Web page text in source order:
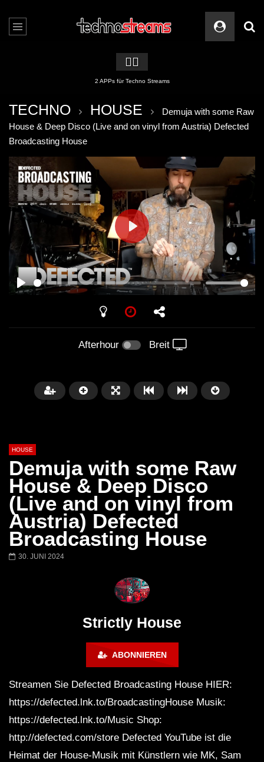
🏳️‍🌈
2 APPs für Techno Streams
TECHNO HOUSE
Demuja with some Raw
House & Deep Disco (Live and on vinyl from Austria) Defected
Broadcasting House
PLAY
PLAY
Afterhour Breit
Später
00:20:23
Honey Dijon- Escenario Villa
Maravilla @ Tecate Pal Norte
2023 Monterrey NL 3 31 23
DENNIS FERRER
HOUSE SET) @
HOUSE
Demuja with some Raw
House & Deep Disco
(Live and on vinyl from
Austria) Defected
Broadcasting House
30. JUNI 2024
Strictly House
ABONNIEREN
Streamen Sie Defected Broadcasting House HIER:
https://defected.lnk.to/BroadcastingHouse Musik:
https://defected.lnk.to/Music Shop:
http://defected.com/store Defected YouTube ist die
Heimat der House-Musik mit Künstlern wie MK, Sam